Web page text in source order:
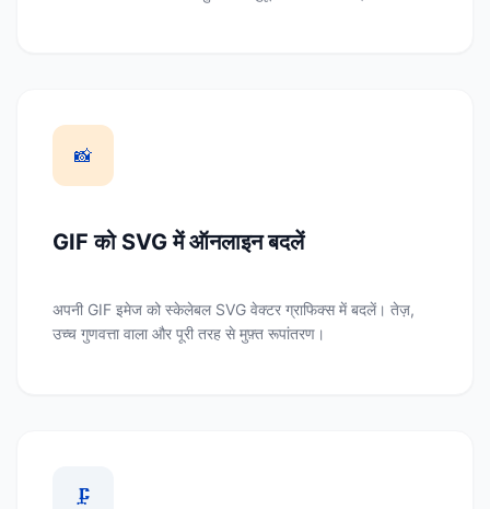
📸
GIF को SVG में ऑनलाइन बदलें
अपनी GIF इमेज को स्केलेबल SVG वेक्टर ग्राफिक्स में बदलें। तेज़,
उच्च गुणवत्ता वाला और पूरी तरह से मुफ़्त रूपांतरण।
🗜️